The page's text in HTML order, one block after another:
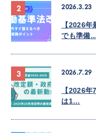
2026.3.23
【2026
でも準備
2
2026.7.29
【2026
は1…
3